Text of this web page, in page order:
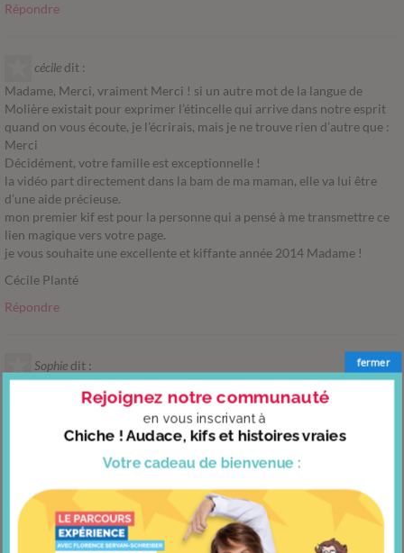
Répondre
cécile dit :
Madame, Merci, vraiment Merci ! si un autre mot de la langue de
Molière existait pour exprimer l’étincelle qui arrive dans notre esprit
quand on vous écoute, je l’écrirais, mais je ne trouve rien d’autre que :
Merci
Décidément, votre famille est exceptionnelle !
la vidéo part directement dans la bam de ma maman, elle va lui être
d’une aide précieuse.
mon premier kif est pour la personne qui a pensé à me transmettre ce
lien magique vers votre page.
je vous souhaite une excellente et kiffante année 2014 Madame !
Cécile Planté
Répondre
Sophie dit :
Merci Madame.
Voici deux ans que mon mari et moi sommes dans une situation
Merci, pour cette piste d’Amour
Guillaumedit :
Votre cadeau de bienvenue :
Rejoignez notre communauté
en vous inscrivant à
Chiche ! Audace, kifs et histoires vraies
fermer